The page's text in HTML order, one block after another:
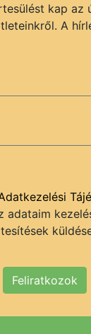
kap az
A
adataim
Feliratkozok